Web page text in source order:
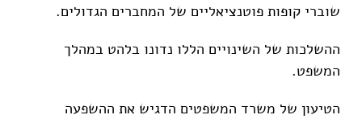
שוברי קופות פוטנציאליים של המחברים הגדולים.
ההשלכות של השינויים הללו נדונו בלהט במהלך
המשפט.
הטיעון של משרד המשפטים הדגיש את ההשפעה